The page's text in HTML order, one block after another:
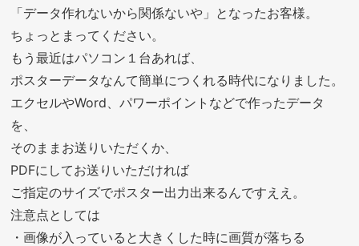
「データ作れないから関係ないや」となったお客様。
ちょっとまってください。
もう最近はパソコン１台あれば、
ポスターデータなんて簡単につくれる時代になりました。
エクセルやWord、パワーポイントなどで作ったデータ
を、
そのままお送りいただくか、
PDFにしてお送りいただければ
ご指定のサイズでポスター出力出来るんですええ。
注意点としては
・画像が入っていると大きくした時に画質が落ちる